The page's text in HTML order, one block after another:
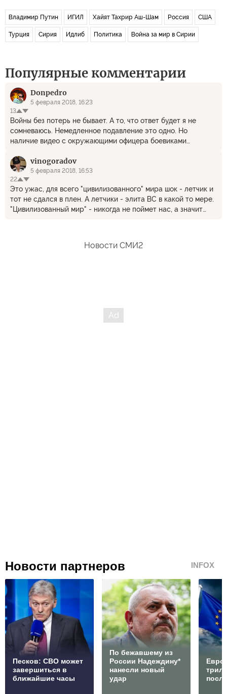
Владимир Путин ИГИЛ Хайят Тахрир Аш-Шам Россия США
Турция Сирия Идлиб Политика Война за мир в Сирии
Популярные комментарии
Donpedro
5 февраля 2018, 16:23
13
Войны без потерь не бывает. А то, что ответ будет я не
сомневаюсь. Немедленное подавление это одно. Но
наличие видео с окружающими офицера боевиками
закончена.vinogoradov
5 февраля 2018, 16:53
22
Это ужас, для всего "цивилизованного" мира шок - летчик и
тот не сдался в плен. А летчики - элита ВС в какой то мере.
"Цивилизованный мир" - никогда не поймет нас, а значит
Новости СМИ2
Новости партнеров INFOX
Песков: СВО может
завершиться в
ближайшие часы
По бежавшему из
России Надеждину*
нанесли новый
удар